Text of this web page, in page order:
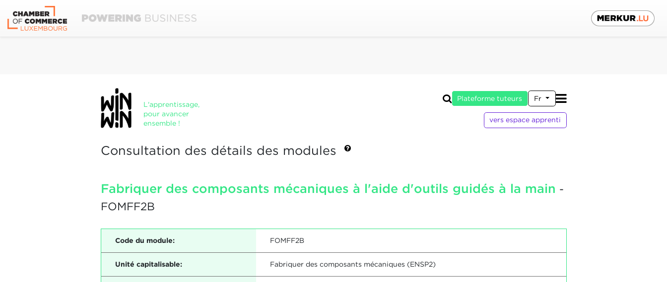
L'apprentissage,
pour avancer
ensemble !
Plateforme tuteurs Fr
vers espace apprenti
Consultation des détails des modules
Fabriquer des composants mécaniques à l'aide d'outils guidés à la main -
FOMFF2B
Code du module: FOMFF2B
Unité capitalisable: Fabriquer des composants mécaniques (ENSP2)